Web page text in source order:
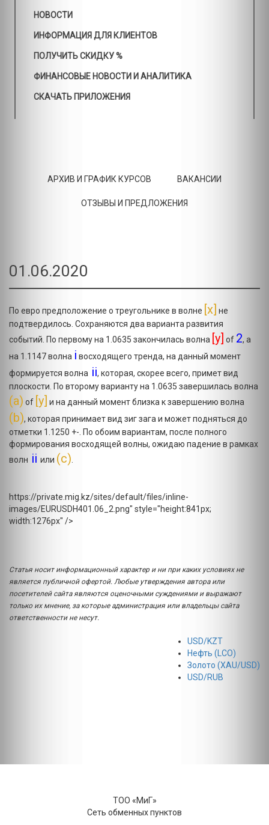
НОВОСТИ
ИНФОРМАЦИЯ ДЛЯ КЛИЕНТОВ
ПОЛУЧИТЬ СКИДКУ %
ФИНАНСОВЫЕ НОВОСТИ И АНАЛИТИКА
СКАЧАТЬ ПРИЛОЖЕНИЯ
АРХИВ И ГРАФИК КУРСОВ ВАКАНСИИ
ОТЗЫВЫ И ПРЕДЛОЖЕНИЯ
01.06.2020
По евро предположение о треугольнике в волне [x] не
подтвердилось. Сохраняются два варианта развития
событий. По первому на 1.0635 закончилась волна [y] of 2, а
на 1.1147 волна i восходящего тренда, на данный момент
формируется волна ii, которая, скорее всего, примет вид
плоскости. По второму варианту на 1.0635 завершилась волна
(а) of [y] и на данный момент близка к завершению волна
(b), которая принимает вид зиг зага и может подняться до
отметки 1.1250 +-. По обоим вариантам, после полного
формирования восходящей волны, ожидаю падение в рамках
волн ii или (c)
https://private.mig.kz/sites/default/files/inline-
images/EURUSDH401.06_2.png" style="height:841px;
width:1276px" />
Статья носит информационный характер и ни при каких условиях не
является публичной офертой. Любые утверждения автора или
посетителей сайта являются оценочными суждениями и выражают
только их мнение, за которые администрация или владельцы сайта
ответственности не несут.
USD/KZT
Нефть (LCO)
Золото (XAU/USD)
USD/RUB
ТОО «МиГ»
Сеть обменных пунктов